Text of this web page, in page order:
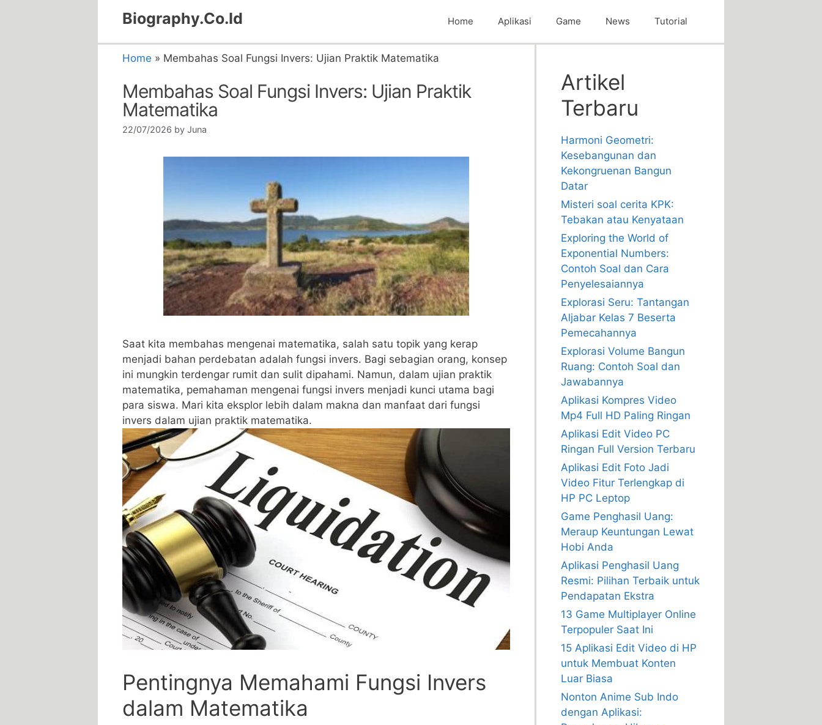
Biography.Co.Id Home Aplikasi Game News Tutorial
Home » Membahas Soal Fungsi Invers: Ujian Praktik Matematika
Membahas Soal Fungsi Invers: Ujian Praktik
Matematika
22/07/2026 by Juna
Saat kita membahas ‌mengenai matematika, salah ⁢satu topik ‌yang kerap
menjadi⁣ bahan perdebatan adalah fungsi invers. Bagi sebagian orang, konsep
ini⁤ mungkin terdengar rumit dan sulit ⁣dipahami. Namun, ​dalam ujian praktik
matematika,‍ pemahaman ⁤mengenai fungsi invers menjadi kunci utama‌ bagi
para siswa. Mari kita eksplor lebih⁢ dalam makna dan manfaat dari fungsi
invers dalam ujian praktik matematika.
Pentingnya Memahami Fungsi Invers
dalam Matematika
Artikel
Terbaru
Harmoni Geometri:
Kesebangunan dan
Kekongruenan Bangun
Datar
Misteri soal cerita KPK:
Tebakan atau Kenyataan
Exploring the World of
Exponential Numbers:
Contoh Soal dan Cara
Penyelesaiannya
Explorasi Seru: Tantangan
Aljabar Kelas 7 Beserta
Pemecahannya
Explorasi Volume Bangun
Ruang: Contoh Soal dan
Jawabannya
Aplikasi Kompres Video
Mp4 Full HD Paling Ringan
Aplikasi Edit Video PC
Ringan Full Version Terbaru
Aplikasi Edit Foto Jadi
Video Fitur Terlengkap di
HP PC Leptop
Game Penghasil Uang:
Meraup Keuntungan Lewat
Hobi Anda
Aplikasi Penghasil Uang
Resmi: Pilihan Terbaik untuk
Pendapatan Ekstra
13 Game Multiplayer Online
Terpopuler Saat Ini
15 Aplikasi Edit Video di HP
untuk Membuat Konten
Luar Biasa
Nonton Anime Sub Indo
dengan Aplikasi: